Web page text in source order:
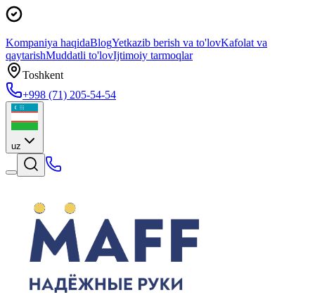
Kompaniya haqidaBlogYetkazib berish va to'lovKafolat va
qaytarishMuddatli to'lovIjtimoiy tarmoqlar
Toshkent
+998 (71) 205-54-54
uz